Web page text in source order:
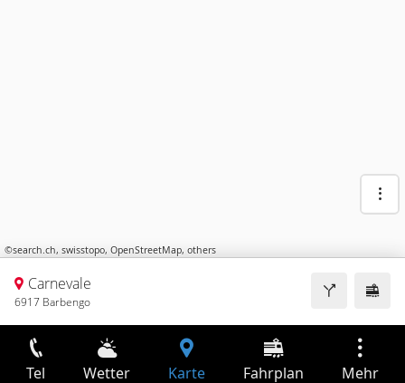
©search.ch, swisstopo, OpenStreetMap, others
Carnevale
6917 Barbengo
Tel Wetter Karte Fahrplan Mehr